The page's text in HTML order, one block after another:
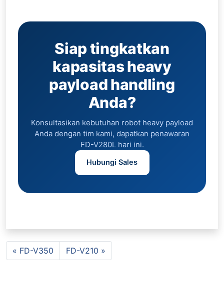
Siap tingkatkan
kapasitas heavy
payload handling
Anda?
Konsultasikan kebutuhan robot heavy payload
Anda dengan tim kami, dapatkan penawaran
FD-V280L hari ini.
Hubungi Sales
FD-V350 FD-V210